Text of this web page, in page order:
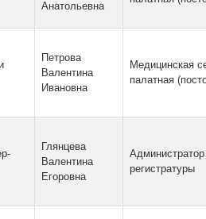
Анатольевна
Петрова
Валентина
Ивановна
Медицинская
палатная
Глянцева
Валентина
Егоровна
Администратор
регистратуры